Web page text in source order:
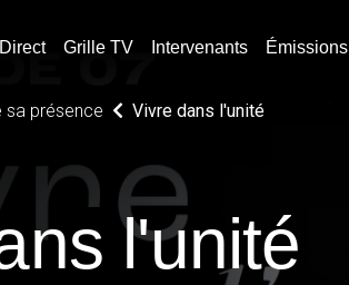
Grille TV Intervenants Émissions
sa présence Vivre dans l'unité
l'unité